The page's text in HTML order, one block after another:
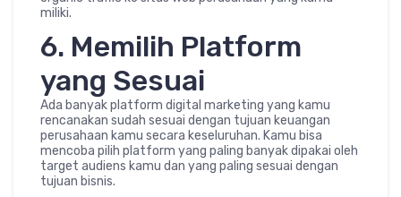
miliki.
6. Memilih Platform
yang Sesuai
Ada banyak platform digital marketing yang kamu
rencanakan sudah sesuai dengan tujuan keuangan
perusahaan kamu secara keseluruhan. Kamu bisa
mencoba pilih platform yang paling banyak dipakai oleh
target audiens kamu dan yang paling sesuai dengan
tujuan bisnis.